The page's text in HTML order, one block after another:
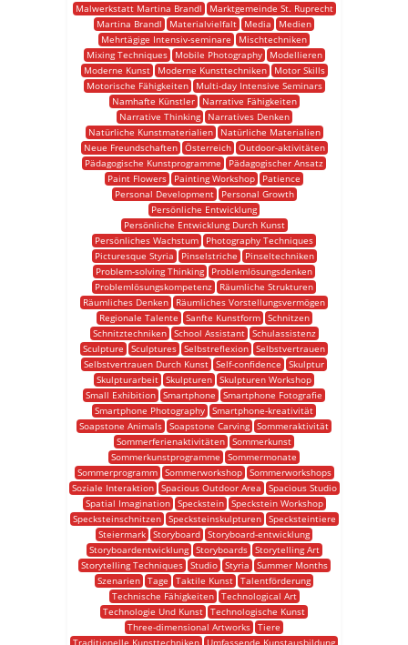
Malwerkstatt Martina Brandl
Marktgemeinde St. Ruprecht
Martina Brandl
Materialvielfalt Media
Medien
Mehrtägige Intensiv-seminare
Mischtechniken
Mixing Techniques
Mobile Photography
Modellieren
Moderne Kunst
Moderne Kunsttechniken
Motor Skills
Motorische Fähigkeiten
Multi-day Intensive Seminars
Namhafte Künstler
Narrative Fähigkeiten
Narrative Thinking
Narratives Denken
Natürliche Kunstmaterialien
Natürliche Materialien
Neue Freundschaften
Österreich
Outdoor-aktivitäten
Pädagogische Kunstprogramme
Pädagogischer Ansatz
Paint Flowers
Painting Workshop
Patience
Personal Development
Personal Growth
Persönliche Entwicklung
Persönliche Entwicklung Durch Kunst
Persönliches Wachstum
Photography Techniques
Picturesque Styria
Pinselstriche
Pinseltechniken
Problem-solving Thinking
Problemlösungsdenken
Problemlösungskompetenz
Räumliche Strukturen
Räumliches Denken
Räumliches Vorstellungsvermögen
Regionale Talente
Sanfte Kunstform
Schnitzen
Schnitztechniken
School Assistant
Schulassistenz
Sculpture
Sculptures Selbstreflexion Selbstvertrauen
Selbstvertrauen Durch Kunst Self-confidence
Skulptur
Skulpturarbeit Skulpturen Skulpturen Workshop
Small Exhibition Smartphone
Smartphone Fotografie
Smartphone Photography Smartphone-kreativität
Soapstone Animals Soapstone Carving Sommeraktivität
Sommerferienaktivitäten Sommerkunst
Sommerkunstprogramme
Sommermonate
Sommerprogramm
Sommerworkshop
Sommerworkshops
Soziale Interaktion
Spacious Outdoor Area
Spacious Studio
Spatial Imagination
Speckstein
Speckstein Workshop
Specksteinschnitzen
Specksteinskulpturen
Specksteintiere
Steiermark Storyboard Storyboard-entwicklung
Storyboardentwicklung
Storyboards
Storytelling Art
Storytelling Techniques
Studio Styria
Summer Months
Szenarien Tage Taktile Kunst Talentförderung
Technische Fähigkeiten
Technological Art
Technologie Und Kunst Technologische Kunst
Three-dimensional Artworks Tiere
Traditionelle Kunsttechniken
Umfassende Kunstausbildung